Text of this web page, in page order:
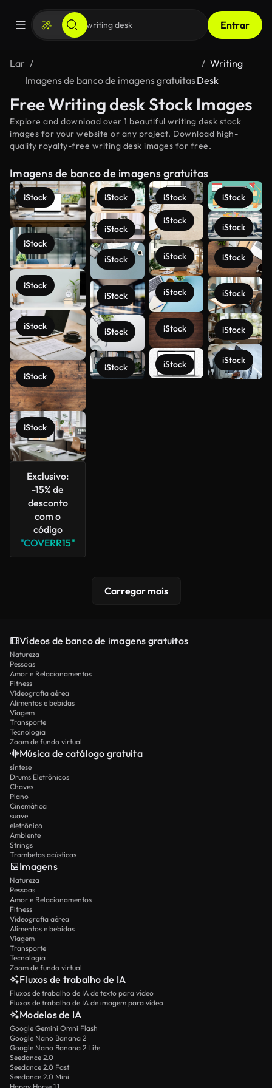
Entrar
Lar
Imagens de banco de imagens gratuitas
Writing
Desk
Free Writing desk Stock Images
Explore and download over 1 beautiful writing desk stock
images for your website or any project. Download high-
quality royalty-free writing desk images for free.
Imagens de banco de imagens gratuitas
iStock
iStock
iStock
iStock
iStock
iStock
Exclusivo:
-15% de
desconto
com o
código
"COVERR15"
iStock
iStock
iStock
iStock
iStock
iStock
iStock
iStock
iStock
iStock
iStock
iStock
iStock
iStock
iStock
iStock
iStock
iStock
Carregar mais
Vídeos de banco de imagens gratuitos
Natureza
Pessoas
Amor e Relacionamentos
Fitness
Videografia aérea
Alimentos e bebidas
Viagem
Transporte
Tecnologia
Zoom de fundo virtual
Música de catálogo gratuita
síntese
Drums Eletrônicos
Chaves
Piano
Cinemática
suave
eletrônico
Ambiente
Strings
Trombetas acústicas
Imagens
Natureza
Pessoas
Amor e Relacionamentos
Fitness
Videografia aérea
Alimentos e bebidas
Viagem
Transporte
Tecnologia
Zoom de fundo virtual
Fluxos de trabalho de IA
Fluxos de trabalho de IA de texto para vídeo
Fluxos de trabalho de IA de imagem para vídeo
Modelos de IA
Google Gemini Omni Flash
Google Nano Banana 2
Google Nano Banana 2 Lite
Seedance 2.0
Seedance 2.0 Fast
Seedance 2.0 Mini